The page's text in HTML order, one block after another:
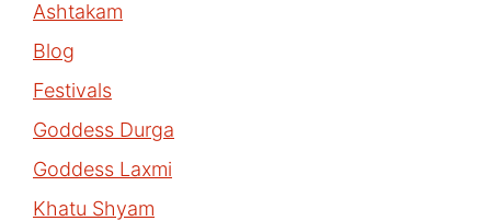
Ashtakam
Blog
Festivals
Goddess Durga
Goddess Laxmi
Khatu Shyam